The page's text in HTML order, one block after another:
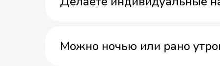
Можно ночью или рано